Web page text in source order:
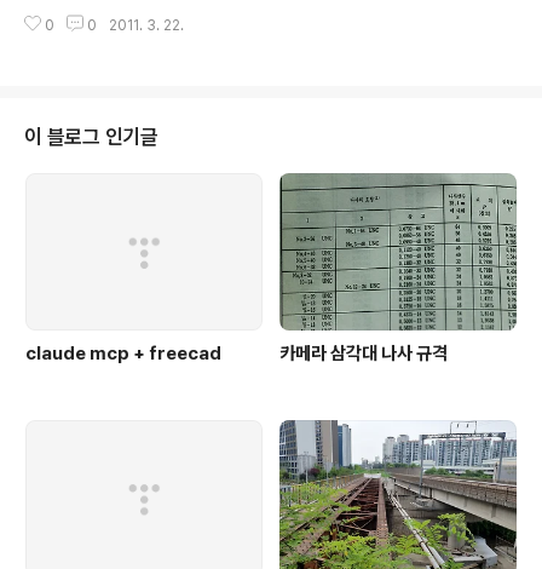
er 서비스가 로컬 컴퓨터에서 시작했다가 중지되었습니
않았다. 후다닥 이걸 체크하고 다시 켜러 갔더니 이미 켜져
있는 상태 -_- 결론 : 랜카드를 별도로 추가해서 사용할 경
우, 그 랜카드로만 인터넷할 할때에 공유가 안되면 방화벽
예외사항을 살펴보자. [링크 : http://jwmx.tistory.com/
0 0 2011. 3. 22.
이 블로그 인기글
claude mcp + freecad 카메라 삼각대 나사 규격